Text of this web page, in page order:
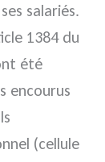
salariés.
1384 du
été
encourus
(cellule